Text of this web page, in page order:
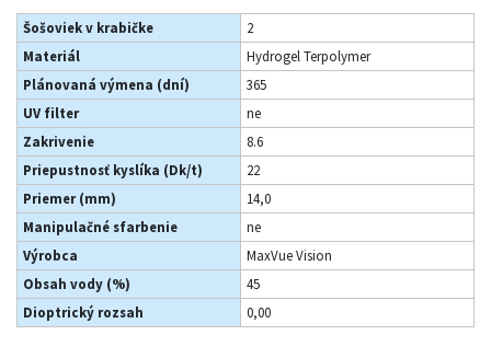
Šošoviek v krabičke
2
Materiál
Hydrogel Terpolymer
Plánovaná výmena (dní)
365
UV filter
ne
Zakrivenie
8.6
Priepustnosť kyslíka (Dk/t)
22
Priemer (mm)
14,0
Manipulačné sfarbenie
ne
Výrobca
MaxVue Vision
Obsah vody (%)
45
Dioptrický rozsah
0,00